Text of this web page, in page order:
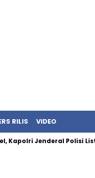
RILIS VIDEO
Kapolri Jenderal Polisi